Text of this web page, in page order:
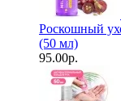
Роскошный
(50 мл)
95.00р.